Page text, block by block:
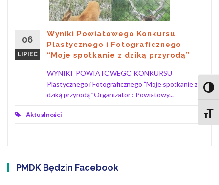
06
LIPIEC
Wyniki Powiatowego Konkursu
Plastycznego i Fotograficznego
“Moje spotkanie z dziką przyrodą”
WYNIKI POWIATOWEGO KONKURSU
Plastycznego i Fotograficznego ”Moje spotkanie z
dziką przyrodą ”Organizator : Powiatowy...
Aktualności
PMDK Będzin Facebook